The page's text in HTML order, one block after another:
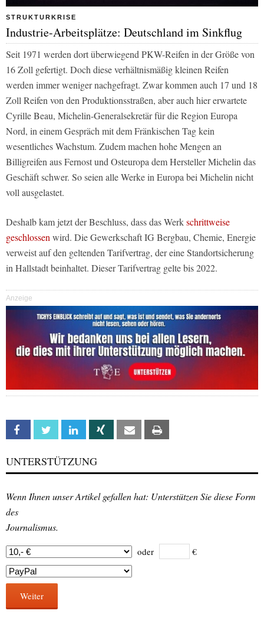
STRUKTURKRISE
Industrie-Arbeitsplätze: Deutschland im Sinkflug
Seit 1971 werden dort überwiegend PKW-Reifen in der Größe von
16 Zoll gefertigt. Doch diese verhältnismäßig kleinen Reifen
werden immer weniger nachgefragt. Zwar kommen auch 17 und 18
Zoll Reifen von den Produktionsstraßen, aber auch hier erwartete
Cyrille Beau, Michelin-Generalsekretär für die Region Europa
Nord, in einem Gespräch mit dem Fränkischen Tag kein
wesentliches Wachstum. Zudem machen hohe Mengen an
Billigreifen aus Fernost und Osteuropa dem Hersteller Michelin das
Geschäft schwer. So seien alle Werke in Europa bei Michelin nicht
voll ausgelastet.
Deshalb kam jetzt der Beschluss, dass das Werkschrittweise
geschlossen wird. Die Gewerkschaft IG Bergbau, Chemie, Energie
verweist auf den geltenden Tarifvertrag, der eine Standortsicherung
in Hallstadt beinhaltet. Dieser Tarifvertrag gelte bis 2022.
Anzeige
Facebook Twitter Linkedin Xing Email
UNTERSTÜTZUNG
Wenn Ihnen unser Artikel gefallen hat: Unterstützen Sie diese Form
des
Journalismus.
oder €
Weiter